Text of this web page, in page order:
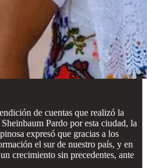
de cuentas que realizó la
Pardo por esta ciudad, la
expresó que gracias a los
el sur de nuestro país, y en
crecimiento sin precedentes, ante